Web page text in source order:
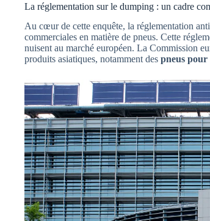
La réglementation sur le dumping : un cadre
Au cœur de cette enquête, la réglementation
commerciales en matière de pneus. Cette
nuisent au marché européen. La Commission
produits asiatiques, notamment des pneus pour